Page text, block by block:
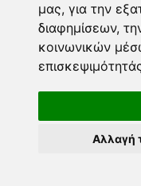
μας, για την
διαφημίσεων,
κοινωνικών
Αλλαγή
Φόρμα
info@taromanteia.gr
Όροι